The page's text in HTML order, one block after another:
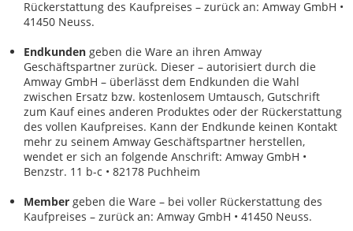
Rückerstattung des Kaufpreises – zurück an: Amway GmbH •
41450 Neuss.
Endkunden geben die Ware an ihren Amway
Geschäftspartner zurück. Dieser – autorisiert durch die
Amway GmbH – überlässt dem Endkunden die Wahl
zwischen Ersatz bzw. kostenlosem Umtausch, Gutschrift
zum Kauf eines anderen Produktes oder der Rückerstattung
des vollen Kaufpreises. Kann der Endkunde keinen Kontakt
mehr zu seinem Amway Geschäftspartner herstellen,
wendet er sich an folgende Anschrift: Amway GmbH •
Benzstr. 11 b-c • 82178 Puchheim
Member geben die Ware – bei voller Rückerstattung des
Kaufpreises – zurück an: Amway GmbH • 41450 Neuss.